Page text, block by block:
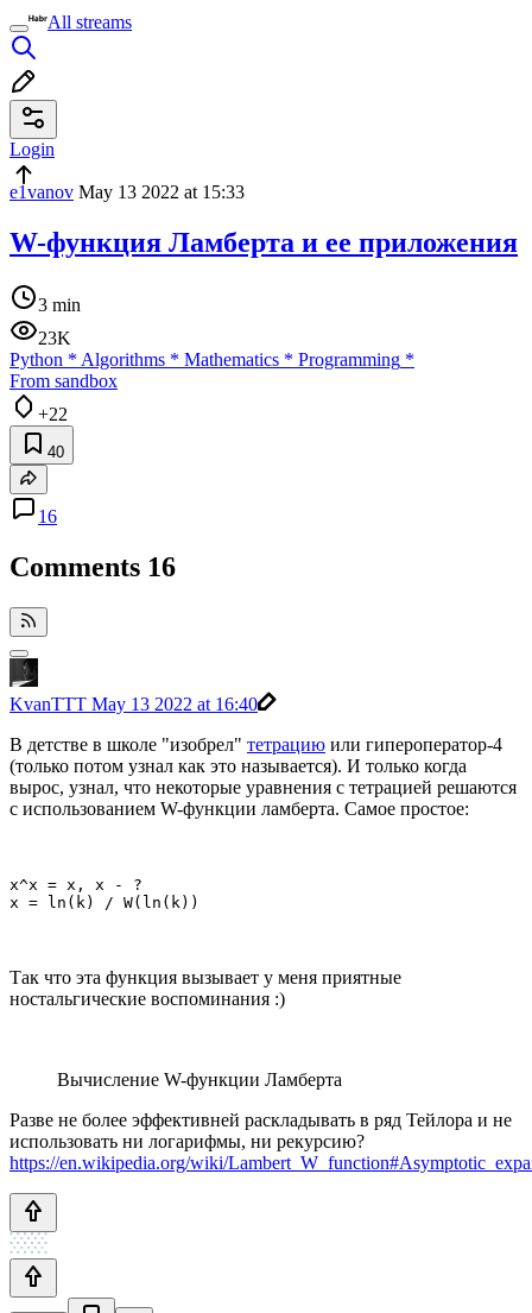
All streams
Login
e1vanov May 13 2022 at 15:33
W-функция Ламберта и ее приложения
3 min
23K
Python * Algorithms * Mathematics * Programming *
From sandbox
+22
40
16
Comments 16
KvanTTT May 13 2022 at 16:40
В детстве в школе "изобрел" тетрацию или гипероператор-4
(только потом узнал как это называется). И только когда
вырос, узнал, что некоторые уравнения с тетрацией решаются
с использованием W-функции ламберта. Самое простое:
x^x = x, x - ?
x = ln(k) / W(ln(k))
Так что эта функция вызывает у меня приятные
ностальгические воспоминания :)
Вычисление W-функции Ламберта
Разве не более эффективней раскладывать в ряд Тейлора и не
использовать ни логарифмы, ни рекурсию?
https://en.wikipedia.org/wiki/